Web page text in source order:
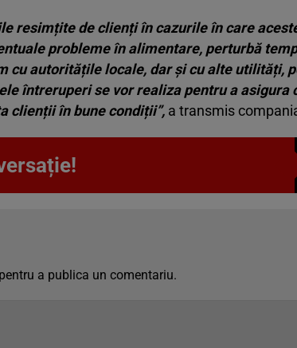
resimțite de clienți în cazurile în care
probleme în alimentare, perturbă
cu autoritățile locale, dar și cu alte utilități,
întreruperi se vor realiza pentru a asigura
clienții în bune condiții”, a transmis
pentru a publica un comentariu.